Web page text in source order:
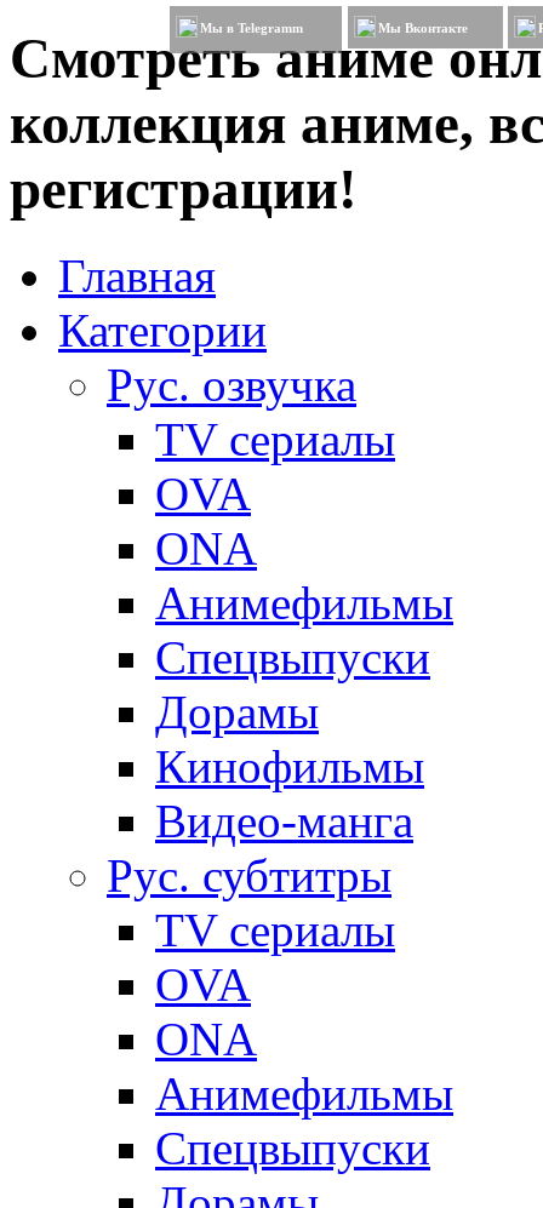
Смотреть аниме
коллекция аниме,
регистрации!
Мы в Telegramm Мы Вконтакте
Главная
Категории
Рус. озвучка
TV сериалы
OVA
ONA
Анимефильмы
Спецвыпуски
Дорамы
Кинофильмы
Видео-манга
Рус. субтитры
TV сериалы
OVA
ONA
Анимефильмы
Спецвыпуски